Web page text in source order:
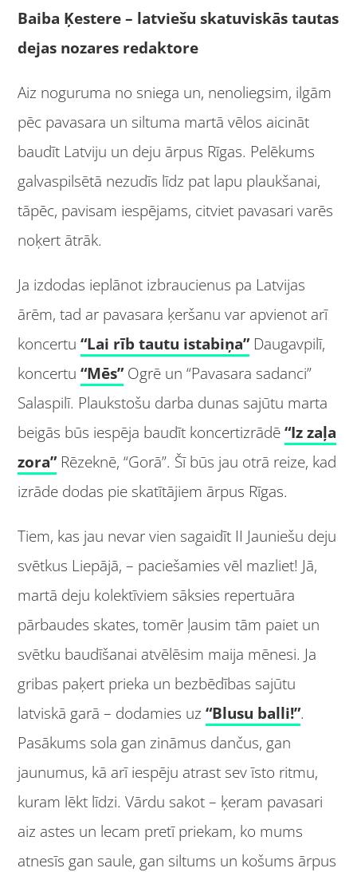
Baiba Ķestere– latviešu skatuviskās tautas
dejas nozares redaktore
Aiz noguruma no sniega un, nenoliegsim, ilgām
pēc pavasara un siltuma martā vēlos aicināt
baudīt Latviju un deju ārpus Rīgas. Pelēkums
galvaspilsētā nezudīs līdz pat lapu plaukšanai,
tāpēc, pavisam iespējams, citviet pavasari varēs
noķert ātrāk.
Ja izdodas ieplānot izbraucienus pa Latvijas
ārēm, tad ar pavasara ķeršanu var apvienot arī
koncertu“Lai rīb tautu istabiņa”Daugavpilī,
koncertu“Mēs”Ogrē un “Pavasara sadanci”
Salaspilī. Plaukstošu darba dunas sajūtu marta
beigās būs iespēja baudīt koncertizrādē“Iz zaļa
zora”Rēzeknē, “Gorā”. Šī būs jau otrā reize, kad
izrāde dodas pie skatītājiem ārpus Rīgas.
Tiem, kas jau nevar vien sagaidīt II Jauniešu deju
svētkus Liepājā, – paciešamies vēl mazliet! Jā,
martā deju kolektīviem sāksies repertuāra
pārbaudes skates, tomēr ļausim tām paiet un
svētku baudīšanai atvēlēsim maija mēnesi. Ja
gribas paķert prieka un bezbēdības sajūtu
latviskā garā – dodamies uz“Blusu balli!”.
Pasākums sola gan zināmus dančus, gan
jaunumus, kā arī iespēju atrast sev īsto ritmu,
kuram lēkt līdzi. Vārdu sakot – ķeram pavasari
aiz astes un lecam pretī priekam, ko mums
atnesīs gan saule, gan siltums un košums ārpus